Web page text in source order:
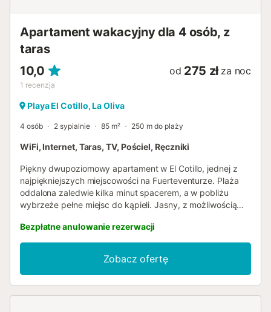
Apartament wakacyjny dla 4 osób, z
taras
10,0
1 recenzja
od 275 zł za noc
Playa El Cotillo, La Oliva
4 osób 2 sypialnie 85 m² 250 m do plaży
WiFi, Internet, Taras, TV, Pościel, Ręczniki
Piękny dwupoziomowy apartament w El Cotillo, jednej z
najpiękniejszych miejscowości na Fuerteventurze. Plaża
oddalona zaledwie kilka minut spacerem, a w pobliżu
wybrzeże pełne miejsc do kąpieli. Jasny, z możliwością
dwuosobowymi i przytulnym tarasem, gdzie można
odpocząć i zjeść lunch na świeżym powietrzu, podziwiając
morze. Posiada dwie łazienki, rozkładaną sofę i Smart TV
w salonie oraz sypialni głównej – wszystko, co potrzebne
na wyjątkowe wakacje na Fuerteventurze. Położony w
Bezpłatne anulowanie rezerwacji
Zobacz ofertę